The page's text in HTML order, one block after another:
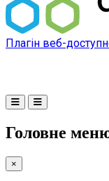
Плагін веб-
Головне
×